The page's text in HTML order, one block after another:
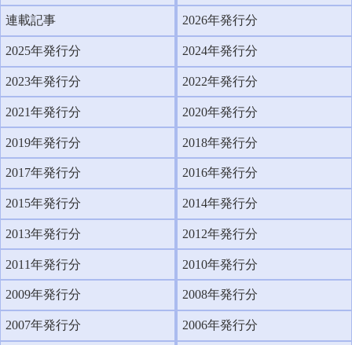
連載記事 2026年発行分
2025年発行分 2024年発行分
2023年発行分 2022年発行分
2021年発行分 2020年発行分
2019年発行分 2018年発行分
2017年発行分 2016年発行分
2015年発行分 2014年発行分
2013年発行分 2012年発行分
2011年発行分 2010年発行分
2009年発行分 2008年発行分
2007年発行分 2006年発行分